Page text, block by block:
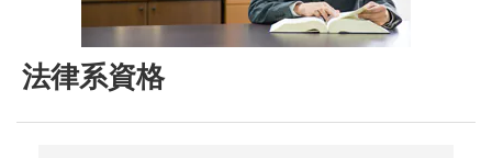
法律系資格